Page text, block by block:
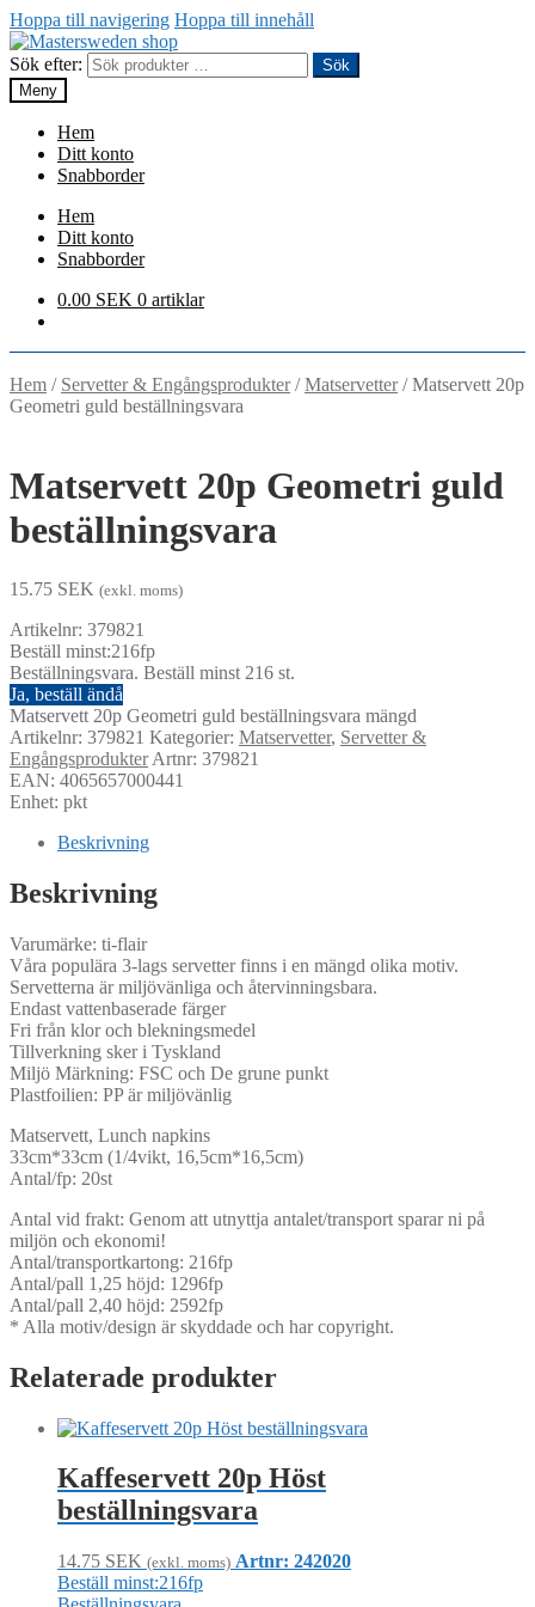
Hoppa till navigering Hoppa till innehåll
Sök efter:
Sök
Meny
Hem
Ditt konto
Snabborder
Hem
Ditt konto
Snabborder
0.00 SEK 0 artiklar
Hem / Servetter & Engångsprodukter/Matservetter/Matservett 20p
Geometri guld beställningsvara
Matservett 20p Geometri guld
beställningsvara
15.75 SEK (exkl. moms)
Artikelnr: 379821
Beställ minst:216fp
Beställningsvara. Beställ minst 216 st.
Ja, beställ ändå
Matservett 20p Geometri guld beställningsvara mängd
Artikelnr: 379821 Kategorier: Matservetter, Servetter &
EngångsprodukterArtnr: 379821
EAN: 4065657000441
Enhet: pkt
Beskrivning
Beskrivning
Varumärke: ti-flair
Våra populära 3-lags servetter finns i en mängd olika motiv.
Servetterna är miljövänliga och återvinningsbara.
Endast vattenbaserade färger
Fri från klor och blekningsmedel
Tillverkning sker i Tyskland
Miljö Märkning: FSC och De grune punkt
Plastfoilien: PP är miljövänlig
Matservett, Lunch napkins
33cm*33cm (1/4vikt, 16,5cm*16,5cm)
Antal/fp: 20st
Antal vid frakt: Genom att utnyttja antalet/transport sparar ni på
miljön och ekonomi!
Antal/transportkartong: 216fp
Antal/pall 1,25 höjd: 1296fp
Antal/pall 2,40 höjd: 2592fp
* Alla motiv/design är skyddade och har copyright.
Relaterade produkter
Kaffeservett 20p Höst
beställningsvara
14.75 SEK (exkl. moms) Artnr: 242020
Beställ minst:216fp